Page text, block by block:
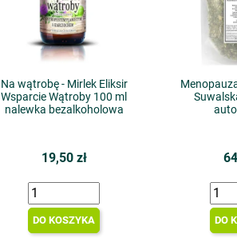
Na wątrobę - Mirlek Eliksir
Wsparcie Wątroby 100 ml
nalewka bezalkoholowa
19,50 zł
DO KOSZYKA DO